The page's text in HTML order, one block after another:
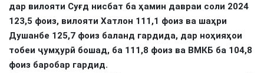
дар вилояти Суғд нисбат ба ҳамин давраи соли 2024
123,5 фоиз, вилояти Хатлон 111,1 фоиз ва шаҳри
Душанбе 125,7 фоиз баланд гардида, дар ноҳияҳои
тобеи ҷумҳурӣ бошад, ба 111,8 фоиз ва ВМКБ ба 104,8
фоиз баробар гардид.